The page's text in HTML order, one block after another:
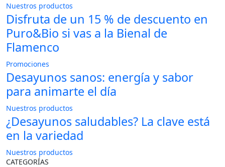
Nuestros productos
Disfruta de un 15 % de descuento en
Puro&Bio si vas a la Bienal de
Flamenco
Promociones
Desayunos sanos: energía y sabor
para animarte el día
Nuestros productos
¿Desayunos saludables? La clave está
en la variedad
Nuestros productos
CATEGORÍAS